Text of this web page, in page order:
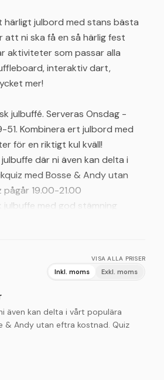
härligt julbord med stans bästa
ni ska få en så härlig fest
aktiviteter som passar alla
interaktiv dart,
mer!
julbuffé. Serveras Onsdag -
51. Kombinera ert julbord med
för en riktigt kul kväll!
där ni även kan delta i
med Bosse & Andy utan
19.00-21.00
julbuffe med god stämning
med god stämning &
(buffé) ska antal personer i
5 dagar innan besöket. Vid
ska antal personer i
senast 3 veckor innan besöket.
vi komma att debitera en
0-12 år 99kr
VISA ALLA PRISER
Inkl. moms Exkl. moms
även kan delta i vårt populära
& Andy utan eftra kostnad. Quiz